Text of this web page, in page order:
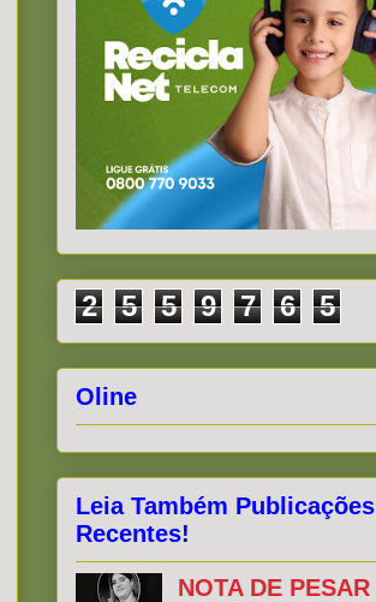
2 5 5 9 7 6 5
Oline
Leia Também Publicações
Recentes!
NOTA DE PESAR